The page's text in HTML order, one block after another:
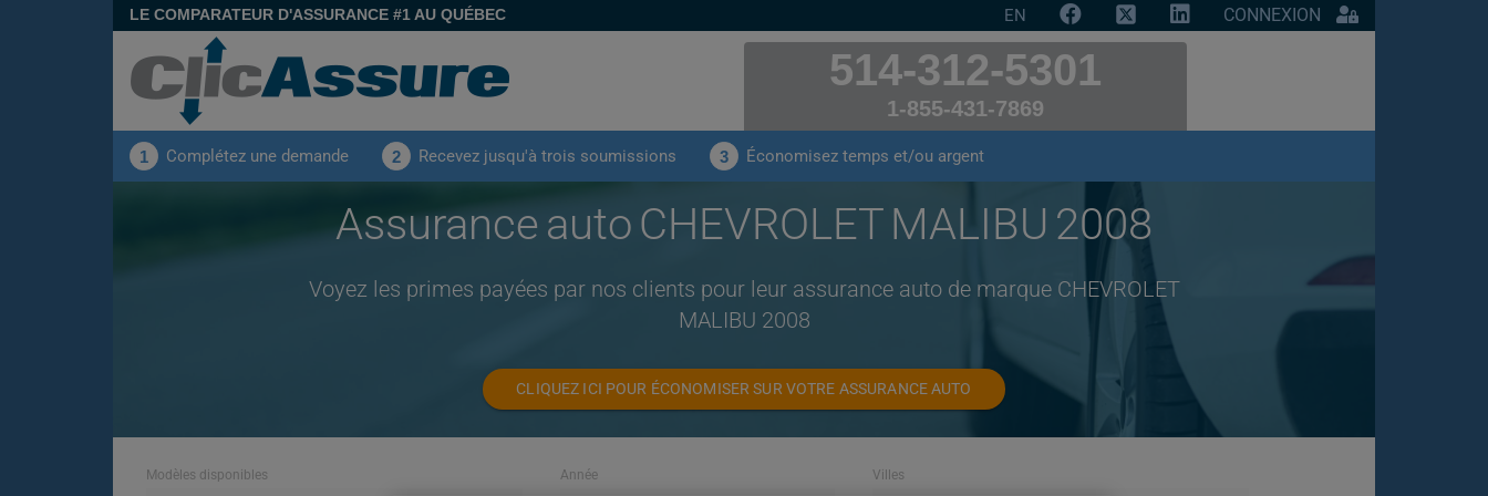
LE COMPARATEUR D'ASSURANCE #1 AU QUÉBEC EN CONNEXION
514-312-5301
1-855-431-7869
1 Complétez une demande 2 Recevez jusqu'à trois soumissions 3 Économisez temps et/ou argent
Assurance auto CHEVROLET MALIBU 2008
Voyez les primes payées par nos clients pour leur assurance auto de marque CHEVROLET
MALIBU 2008
CLIQUEZ ICI POUR ÉCONOMISER SUR VOTRE ASSURANCE AUTO
Modèles disponibles Année Villes